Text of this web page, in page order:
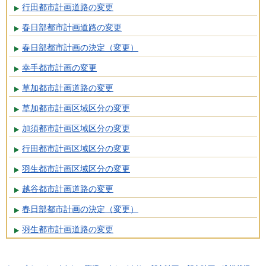
行田都市計画道路の変更
春日部都市計画道路の変更
春日部都市計画の決定（変更）
幸手都市計画の変更
草加都市計画道路の変更
草加都市計画区域区分の変更
加須都市計画区域区分の変更
行田都市計画区域区分の変更
羽生都市計画区域区分の変更
越谷都市計画道路の変更
春日部都市計画の決定（変更）
羽生都市計画道路の変更